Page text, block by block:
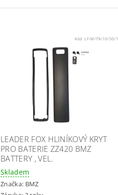
Kód:LF-M/79/10/50/1
LEADER FOX HLINÍKOVÝ KRYT
PRO BATERIE ZZ420 BMZ
BATTERY , VEL.
Skladem
Značka: BMZ